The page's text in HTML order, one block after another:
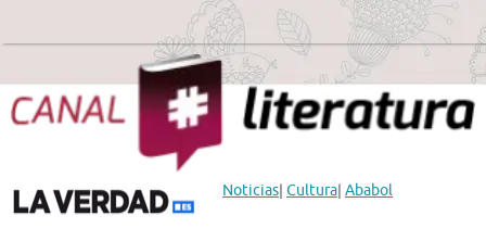
Noticias| Cultura| Ababol